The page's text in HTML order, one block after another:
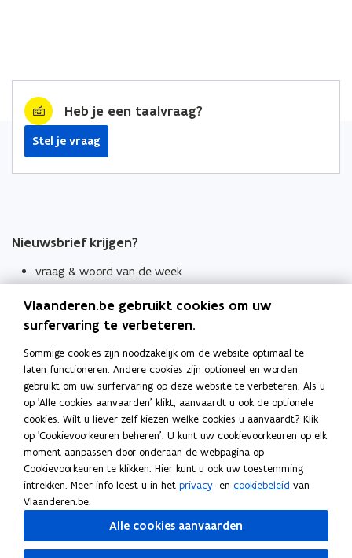
Heb je een taalvraag?
Stel je vraag
Nieuwsbrief krijgen?
vraag & woord van de week
Schrijf je in
Thema's
Taaladviezen
Spellingregels
Tips voor duidelijke taal
Bekijk ook
Spellingtests
Boek- en webwijzer
Vlaanderen.be gebruikt cookies om uw
surfervaring te verbeteren.
Sommige cookies zijn noodzakelijk om de website optimaal te
laten functioneren. Andere cookies zijn optioneel en worden
gebruikt om uw surfervaring op deze website te verbeteren. Als u
op 'Alle cookies aanvaarden' klikt, aanvaardt u ook de optionele
cookies. Wilt u liever zelf kiezen welke cookies u aanvaardt? Klik
op 'Cookievoorkeuren beheren'. U kunt uw cookievoorkeuren op elk
moment aanpassen door onderaan de webpagina op
Cookievoorkeuren te klikken. Hier kunt u ook uw toestemming
intrekken. Meer info leest u in het privacy- en cookiebeleid van
Vlaanderen.be.
Alle cookies aanvaarden